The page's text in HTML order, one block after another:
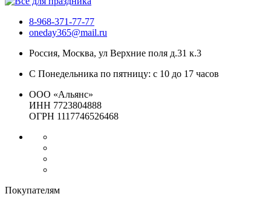
8-968-371-77-77
oneday365@mail.ru
Россия, Москва, ул Верхние поля д.31 к.3
С Понедельника по пятницу: с 10 до 17 часов
ООО «Альянс»
ИНН 7723804888
ОГРН 1117746526468
Покупателям